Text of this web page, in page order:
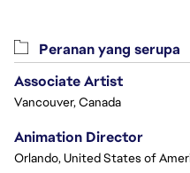
Peranan yang serupa
Associate Artist
Vancouver, Canada
Animation Director
Orlando, United States of